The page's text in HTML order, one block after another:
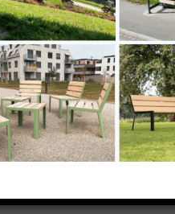
Coude
horizontal
a gorge